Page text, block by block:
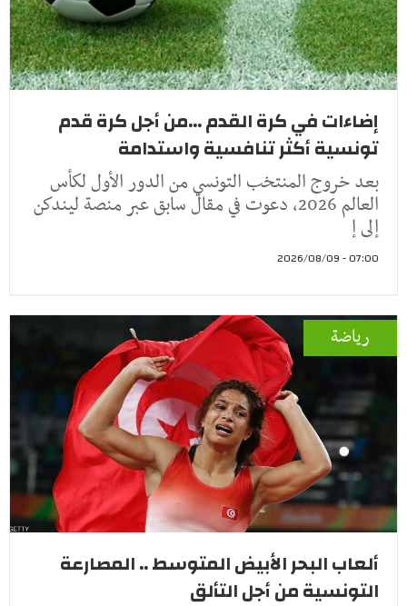
إضاءات في كرة القدم ...من أجل كرة قدم
تونسية أكثر تنافسية واستدامة
بعد خروج المنتخب التونسي من الدور الأول لكأس
العالم 2026، دعوت في مقال سابق عبر منصة ليندكن
إلى إ
07:00 - 2026/08/09
رياضة
ألعاب البحر الأبيض المتوسط .. المصارعة
التونسية من أجل التألق